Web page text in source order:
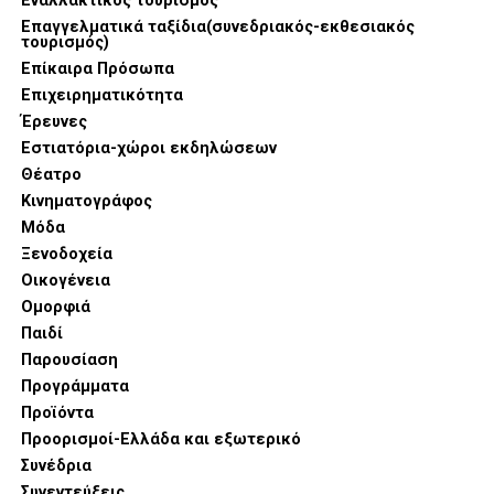
Oven 6-σε-1, μια συσκευή που συγκεντρώνει λειτουργίες
ψησίματος, air fryer και μαγειρέματος στον ατμό,
προσφέροντας τη μέγιστη ευελιξία στη γυναίκα που
διαθέτει περιορισμένο χρόνο αλλά υψηλές γαστρονομικές
απαιτήσεις.
Παράλληλα, η νέα σειρά LG Built-in φέρνει την Τεχνητή
Επαγγελματικά ταξίδια(συνεδριακός-εκθεσιακός
τουρισμός)
Επίκαιρα Πρόσωπα
Επιχειρηματικότητα
Έρευνες
Εστιατόρια-χώροι εκδηλώσεων
Θέατρο
Κινηματογράφος
Μόδα
Ξενοδοχεία
Οικογένεια
Ομορφιά
Παιδί
Παρουσίαση
Προγράμματα
Προϊόντα
Προορισμοί-Ελλάδα και εξωτερικό
Συνέδρια